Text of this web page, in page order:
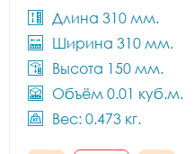
Длина 310 мм.
Ширина 310 мм.
Высота 150 мм.
Объём 0.01 куб.м.
Вес: 0.473 кг.